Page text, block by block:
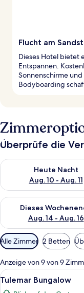
Flucht am
Dieses Hotel bietet
Entspannen.
Sonnenschirme
Bodyboarding
Überprüfe die
Heute Nacht
Aug. 10 - Aug. 11
Überprüfe die
Dieses
Aug. 14 - Aug. 16
Überprüfe die
Verfügbare
Filter
für
Zimmer
Alle Zimmer 2 Betten
Anzeige von 9 von 9
Alle
Fotos
9
Tulemar Bungalow